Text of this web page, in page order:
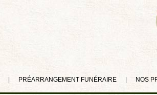
PRÉARRANGEMENT FUNÉRAIRE NOS